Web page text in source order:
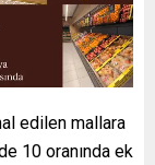
edilen mallara
10 oranında ek